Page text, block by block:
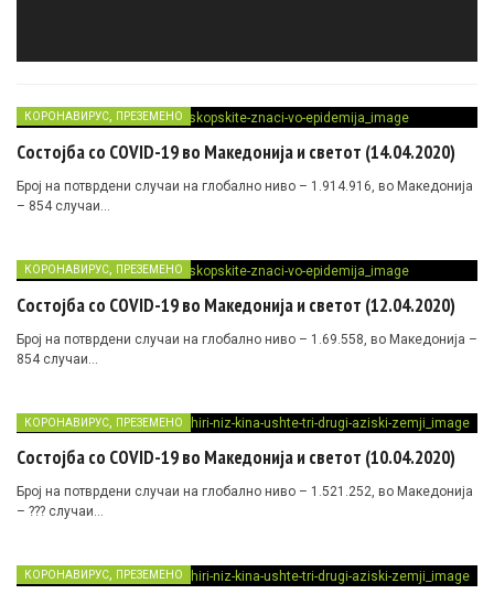
КОРОНАВИРУС, ПРЕЗЕМЕНО
Состојба со COVID-19 во Македонија и светот (14.04.2020)
Број на потврдени случаи на глобално ниво – 1.914.916, во Македонија
– 854 случаи…
КОРОНАВИРУС, ПРЕЗЕМЕНО
Состојба со COVID-19 во Македонија и светот (12.04.2020)
Број на потврдени случаи на глобално ниво – 1.69.558, во Македонија –
854 случаи…
КОРОНАВИРУС ПРЕЗЕМЕНО
Состојба со COVID-19 во Македонија и светот (10.04.2020)
Број на потврдени случаи на глобално ниво – 1.521.252, во Македонија
– ??? случаи…
КОРОНАВИРУС, ПРЕЗЕМЕНО